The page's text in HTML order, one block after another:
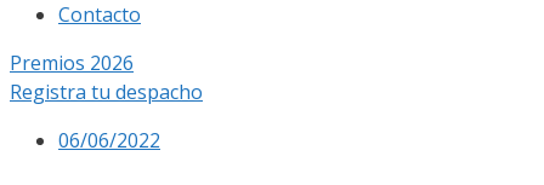
Contacto
Premios 2026
Registra tu despacho
06/06/2022